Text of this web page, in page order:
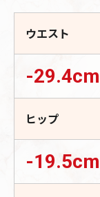
ウエスト
-29.4cm
ヒップ
-19.5cm